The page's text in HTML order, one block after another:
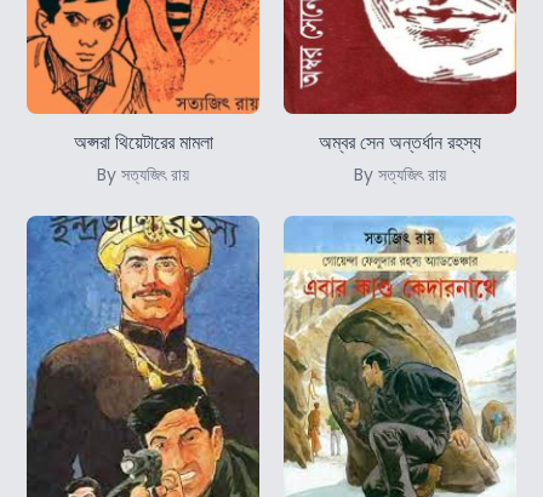
অপ্সরা থিয়েটারের মামলা
By সত্যজিৎ রায়
অম্বর সেন অন্তর্ধান রহস্য
By সত্যজিৎ রায়